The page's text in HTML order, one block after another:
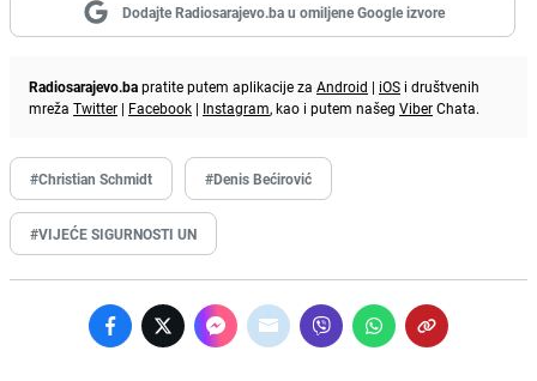
Dodajte Radiosarajevo.ba u omiljene Google izvore
Radiosarajevo.bapratite putem aplikacije za Android | iOS i društvenih
mreža Twitter | Facebook | Instagram, kao i putem našeg ViberChata.
#Christian Schmidt #Denis Bećirović
#VIJEĆE SIGURNOSTI UN